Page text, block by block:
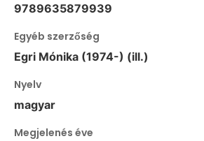
9789635879939
Egyéb szerzőség
Egri Mónika (1974-) (ill.)
Nyelv
magyar
Megjelenés éve